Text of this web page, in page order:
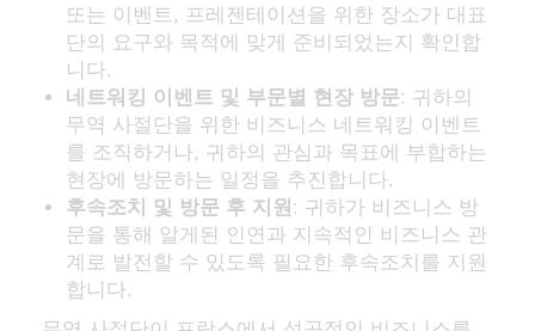
또는 이벤트, 프레젠테이션을 위한 장소가 대표
단의 요구와 목적에 맞게 준비되었는지 확인합
니다.
네트워킹 이벤트 및 부문별 현장 방문: 귀하의
무역 사절단을 위한 비즈니스 네트워킹 이벤트
를 조직하거나, 귀하의 관심과 목표에 부합하는
현장에 방문하는 일정을 추진합니다.
후속조치 및 방문 후 지원 : 귀하가 비즈니스 방
문을 통해 알게된 인연과 지속적인 비즈니스 관
계로 발전할 수 있도록 필요한 후속조치를 지원
합니다.